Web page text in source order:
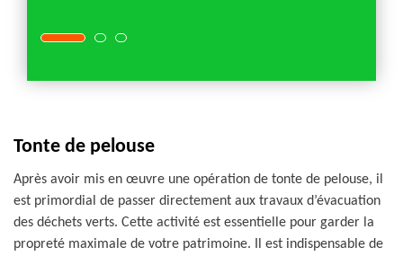
Tonte de pelouse
Après avoir mis en œuvre une opération de tonte de pelouse, il
est primordial de passer directement aux travaux d’évacuation
des déchets verts. Cette activité est essentielle pour garder la
propreté maximale de votre patrimoine. Il est indispensable de